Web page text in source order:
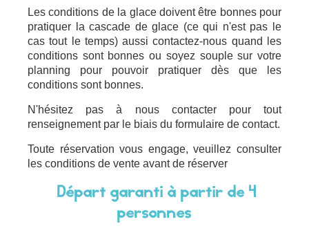
Les conditions de la glace doivent être bonnes pour
pratiquer la cascade de glace (ce qui n'est pas le
cas tout le temps) aussi contactez-nous quand les
conditions sont bonnes ou soyez souple sur votre
planning pour pouvoir pratiquer dès que les
conditions sont bonnes.
N'hésitez pas à nous contacter pour tout
renseignement par le biais du formulaire de contact.
Toute réservation vous engage, veuillez consulter
les conditions de vente avant de réserver
Départ garanti à partir de 4
personnes